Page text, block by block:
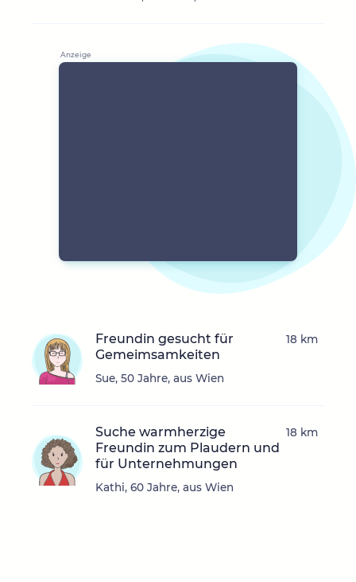
Freundin gesucht für
Gemeimsamkeiten
Sue, 50 Jahre, aus Wien
18 km
Suche warmherzige
Freundin zum Plaudern und
für Unternehmungen
Kathi, 60 Jahre, aus Wien
18 km